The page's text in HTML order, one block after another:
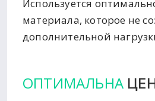
Используется
материала, которое не
дополнительной
ОПТИМАЛЬНА